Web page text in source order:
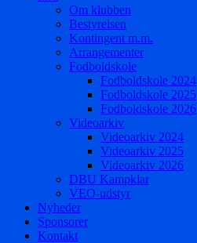
Om klubben
Bestyrelsen
Kontingent m.m.
Arrangementer
Fodboldskole
Fodboldskole 2024
Fodboldskole 2025
Fodboldskole 2026
Videoarkiv
Videoarkiv 2024
Videoarkiv 2025
Videoarkiv 2026
DBU Kampklar
VEO-udstyr
Nyheder
Sponsorer
Kontakt